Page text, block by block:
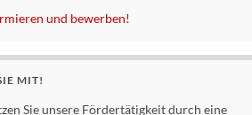
und bewerben!
MIT!
Sie unsere Fördertätigkeit durch eine